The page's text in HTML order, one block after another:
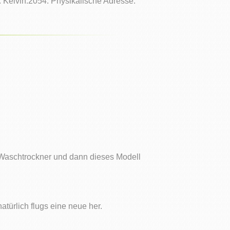
und dann dieses Modell
flugs eine neue her.